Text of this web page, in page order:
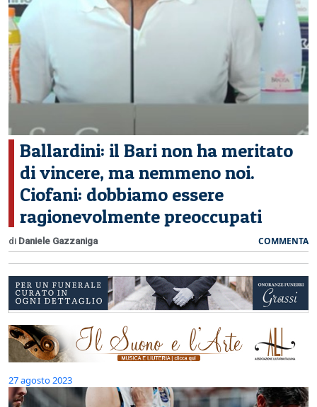
CERCA
Ballardini: il Bari non ha meritato
di vincere, ma nemmeno noi.
Ciofani: dobbiamo essere
ragionevolmente preoccupati
di Daniele Gazzaniga COMMENTA
27 agosto 2023